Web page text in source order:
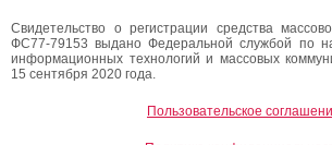
Свидетельство о регистрации средства
ФС77-79153 выдано Федеральной службой по
информационных технологий и массовых
15 сентября 2020 года.
Пользовательское